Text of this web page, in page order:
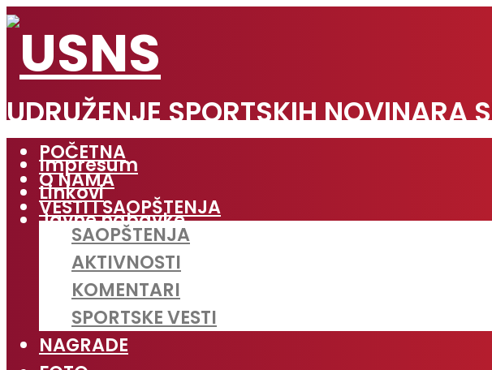
UDRUŽENJE SPORTSKIH NOVINARA
Impresum
Linkovi
Javne nabavke
POČETNA
O NAMA
VESTI I SAOPŠTENJA
SAOPŠTENJA
AKTIVNOSTI
KOMENTARI
SPORTSKE VESTI
NAGRADE